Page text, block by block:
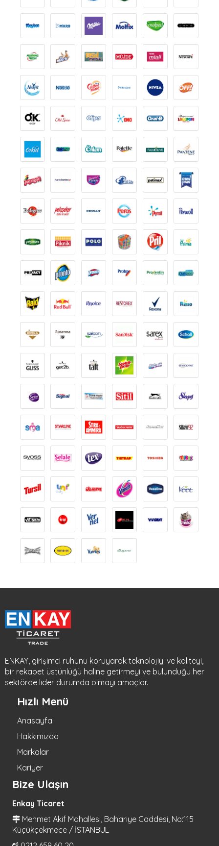
ENKAY, girişimci ruhunu koruyarak teknolojiyi ve kaliteyi,
bir rekabet üstünlüğü haline getirmeyi ve bulunduğu her
sektörde lider durumda olmayı amaçlar.
Hızlı Menü
Anasayfa
Hakkımızda
Markalar
Kariyer
Bize Ulaşın
Enkay Ticaret
Mehmet Akif Mahallesi, Bahariye Caddesi, No:115
Küçükçekmece / İSTANBUL